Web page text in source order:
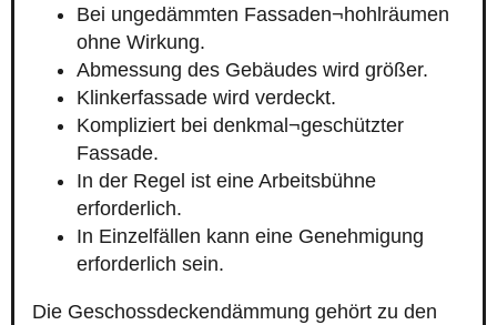
Bei ungedämmten Fassaden¬hohlräumen
ohne Wirkung.
Abmessung des Gebäudes wird größer.
Klinkerfassade wird verdeckt.
Kompliziert bei denkmal¬geschützter
Fassade.
In der Regel ist eine Arbeitsbühne
erforderlich.
In Einzelfällen kann eine Genehmigung
erforderlich sein.
Die Geschossdeckendämmung gehört zu den